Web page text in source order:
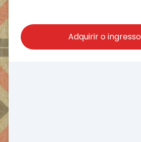
Adquirir o ingresso